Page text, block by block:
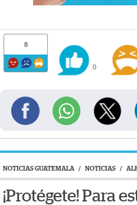
8
0
NOTICIAS GUATEMALA / NOTICIAS /
¡Protégete! Para